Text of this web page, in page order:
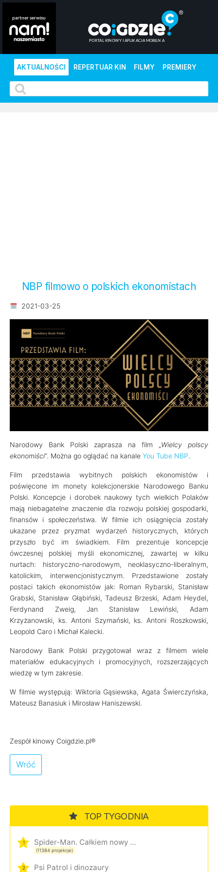
AKTUALNOŚCI REPERTUAR KIN FILMY PREMIERY
NBP filmowo o polskich ekonomistach
2021-03-25
Narodowy Bank Polski zaprasza na film „Wielcy polscy
ekonomiści”. Można go oglądać na kanale You Tube NBP.
Film przedstawia wybitnych polskich ekonomistów i
poświęcone im monety kolekcjonerskie Narodowego Banku
Polski. Koncepcje i dorobek naukowy tych wielkich Polaków
mają niebagatelne znaczenie dla rozwoju polskiej gospodarki,
finansów i społeczeństwa. W filmie ich osiągnięcia zostały
ukazane przez pryzmat wydarzeń historycznych, których
przyszło być im świadkiem. Film prezentuje koncepcje
ówczesnej polskiej myśli ekonomicznej, zawartej w kilku
nurtach: historyczno-narodowym, neoklasyczno-liberalnym,
katolickim, interwencjonistycznym. Przedstawione zostały
postaci takich ekonomistów jak: Roman Rybarski, Stanisław
Grabski, Stanisław Głąbiński, Tadeusz Brzeski, Adam Heydel,
Ferdynand Zweig, Jan Stanisław Lewiński, Adam
Krzyżanowski, ks. Antoni Szymański, ks. Antoni Roszkowski,
Leopold Caro i Michał Kalecki.
Narodowy Bank Polski przygotował wraz z filmem wiele
materiałów edukacyjnych i promocyjnych, rozszerzających
wiedzę w tym zakresie.
W filmie występują: Wiktoria Gąsiewska, Agata Świerczyńska,
Mateusz Banasiuk i Mirosław Haniszewski.
Zespół kinowy Coigdzie.pl®
Wróć
TOP TYGODNIA
1 Spider-Man. Całkiem nowy dzień
(11384 projekcje)
2 Psi Patrol i dinozaury